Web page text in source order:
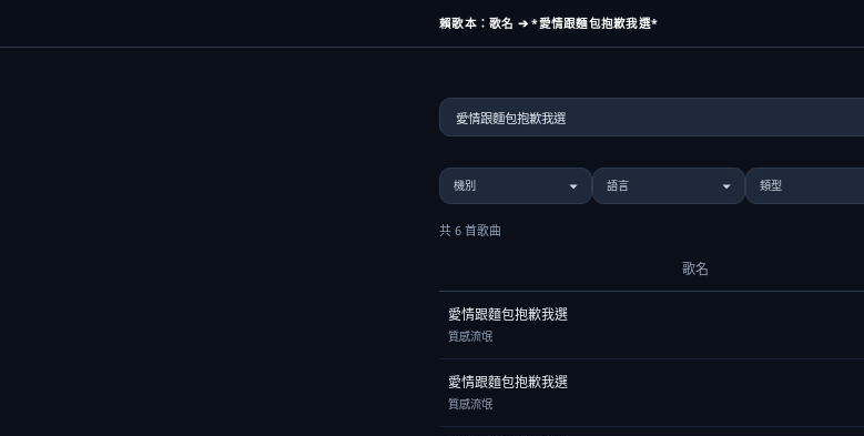
賴歌本：歌名 ➔ *愛情跟麵包抱歉我選*
共 6 首歌曲
歌名
愛情跟麵包抱歉我選
質感流氓
愛情跟麵包抱歉我選
質感流氓